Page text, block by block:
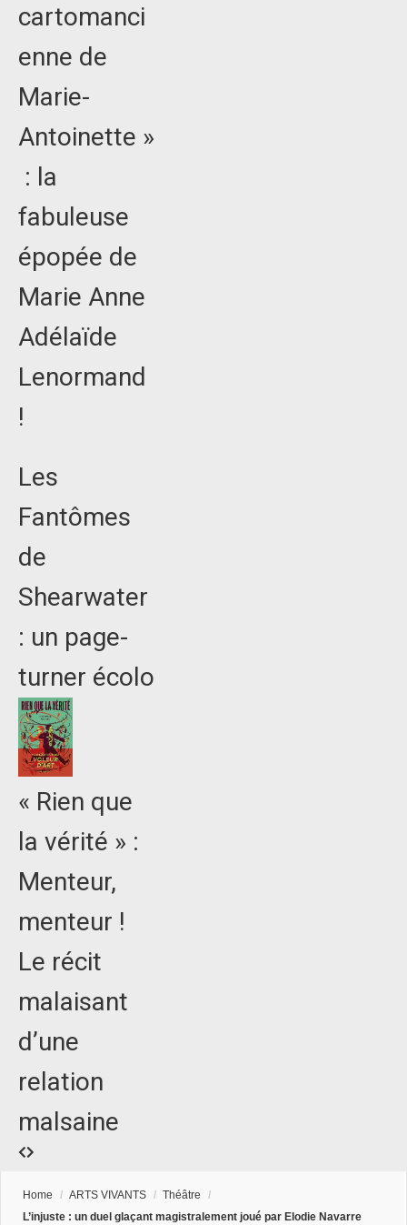
cartomanci
enne de
Marie-
Antoinette »
: la
fabuleuse
épopée de
Marie Anne
Adélaïde
Lenormand
!
Les
Fantômes
de
Shearwater
: un page-
turner écolo
« Rien que
la vérité » :
Menteur,
menteur !
Le récit
malaisant
d’une
relation
malsaine
Home / ARTS VIVANTS / Théâtre
/
L’injuste : un duel glaçant magistralement joué par Elodie Navarre